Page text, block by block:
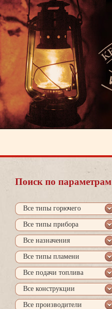
Поиск по параметрам
се типы горючего
се типы прибора
се назначения
се типы пламени
се подачи топлива
се конструкции
се производители